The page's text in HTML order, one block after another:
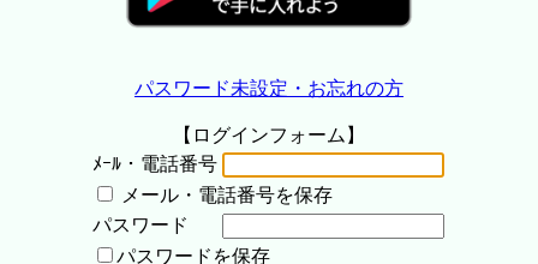
パスワード未設定・お忘れの方
【ログインフォーム】
ﾒｰﾙ・電話番号
メール・電話番号を保存
パスワード
パスワードを保存